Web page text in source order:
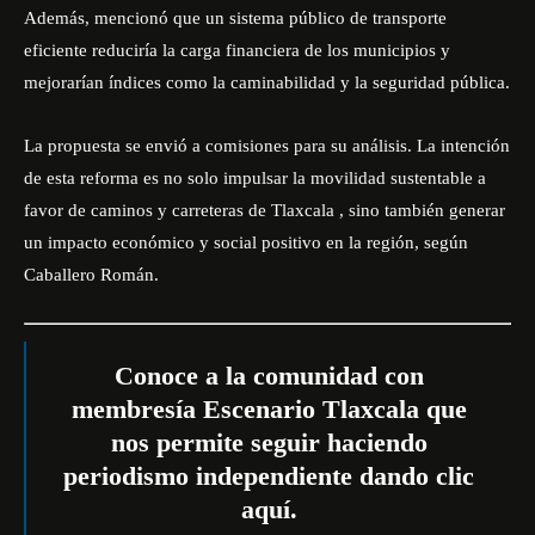
Además, mencionó que un sistema público de transporte
eficiente reduciría la carga financiera de los municipios y
mejorarían índices como la caminabilidad y la seguridad pública.
La propuesta se envió a comisiones para su análisis. La intención
de esta reforma es no solo impulsar la movilidad sustentable a
favor de caminos y carreteras de Tlaxcala , sino también generar
un impacto económico y social positivo en la región, según
Caballero Román.
Conoce a la comunidad con
membresía Escenario Tlaxcala que
nos permite seguir haciendo
periodismo independiente dando clic
aquí.